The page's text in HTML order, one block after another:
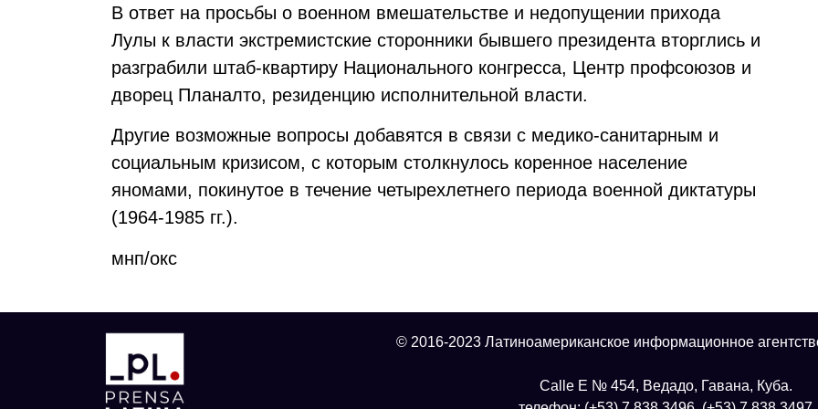
В ответ на просьбы о военном вмешательстве и недопущении прихода
Лулы к власти экстремистские сторонники бывшего президента вторглись и
разграбили штаб-квартиру Национального конгресса, Центр профсоюзов и
дворец Планалто, резиденцию исполнительной власти.
Другие возможные вопросы добавятся в связи с медико-санитарным и
социальным кризисом, с которым столкнулось коренное население
яномами, покинутое в течение четырехлетнего периода военной диктатуры
(1964-1985 гг.).
мнп/окс
© 2016-2023 Латиноамериканское информационное
Calle E № 454, Ведадо, Гавана, Куба.